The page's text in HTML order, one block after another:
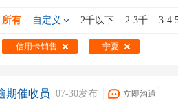
销售总监
销售工程师 医药销售 大
建材销售
销售支持 广告销售
所有 自定义 2千以下 2-3千 3-
信用卡销售 宁夏
期催收员 07-30发布 立即沟通